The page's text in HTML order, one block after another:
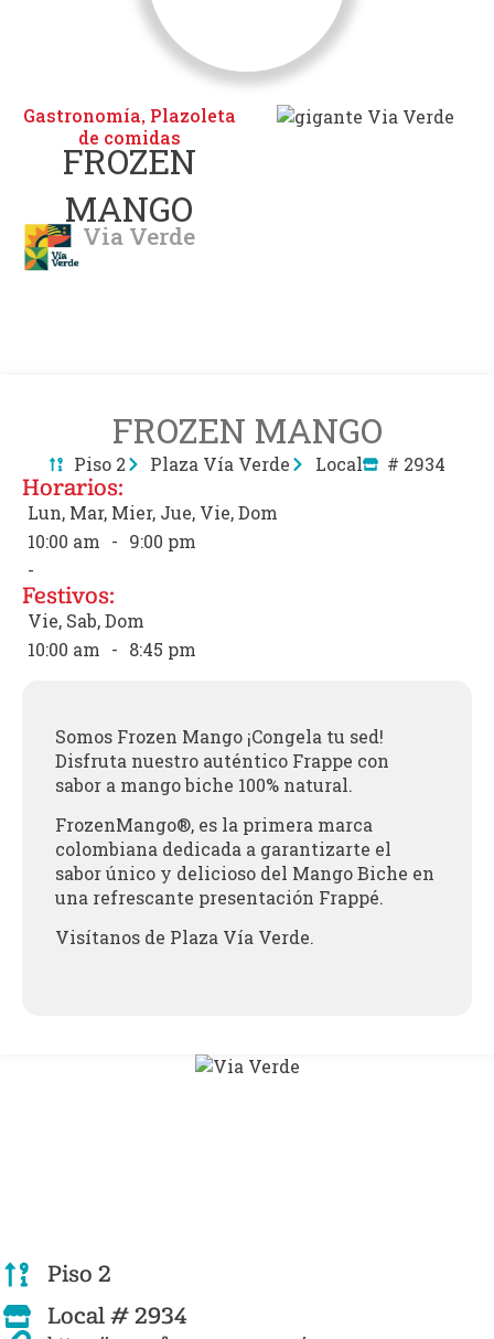
Gastronomía, Plazoleta
de comidas
FROZEN
MANGO
Via Verde
FROZEN MANGO
Piso 2 Plaza Vía Verde Local # 2934
Horarios:
Lun, Mar, Mier, Jue, Vie, Dom
10:00 am - 9:00 pm
-
Festivos:
Vie, Sab, Dom
10:00 am - 8:45 pm
Somos Frozen Mango ¡Congela tu sed!
Disfruta nuestro auténtico Frappe con
sabor a mango biche 100% natural.
FrozenMango®, es la primera marca
colombiana dedicada a garantizarte el
sabor único y delicioso del Mango Biche en
una refrescante presentación Frappé.
Visítanos de Plaza Vía Verde.
Piso 2
Local # 2934